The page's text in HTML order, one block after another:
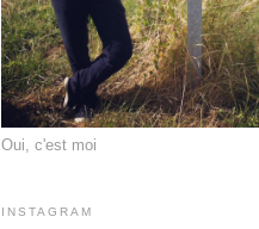
Oui, c'est moi
INSTAGRAM